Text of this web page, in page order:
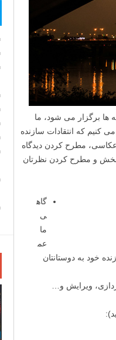
برگزار می شود، ما
کنیم که انتقادات سازنده
عکاسی، مطرح کردن دیدگاه
و مطرح کردن نظرتان
گاه
ی
ما
عم
خود به دوستانتان
ویرایش و…